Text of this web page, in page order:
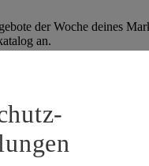
der Woche deines
an.
Spar-Pass 2026
Spar-Pass 2026 im